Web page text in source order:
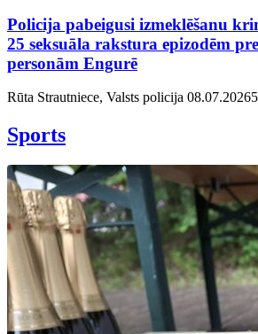
Policija pabeigusi izmeklēšanu
25 seksuāla rakstura epizodēm
personām Engurē
Rūta Strautniece, Valsts policija 08.07.20265
Sports